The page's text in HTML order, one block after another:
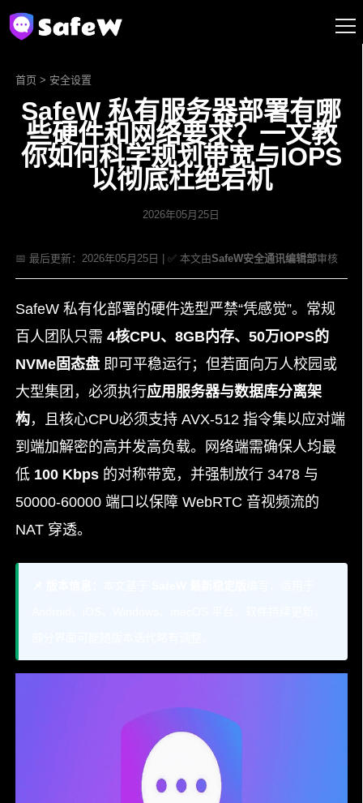
首页 > 安全设置
SafeW 私有服务器部署有哪
些硬件和网络要求？一文教
你如何科学规划带宽与IOPS
以彻底杜绝宕机
2026年05月25日
📅 最后更新：2026年05月25日 | ✅ 本文由SafeW安全通讯编辑部审核
SafeW 私有化部署的硬件选型严禁“凭感觉”。常规
百人团队只需 4核CPU、8GB内存、50万IOPS的
NVMe固态盘即可平稳运行；但若面向万人校园或
大型集团，必须执行应用服务器与数据库分离架
构，且核心CPU必须支持 AVX-512 指令集以应对端
到端加解密的高并发高负载。网络端需确保人均最
低 100 Kbps的对称带宽，并强制放行 3478 与
50000-60000 端口以保障 WebRTC 音视频流的
NAT 穿透。